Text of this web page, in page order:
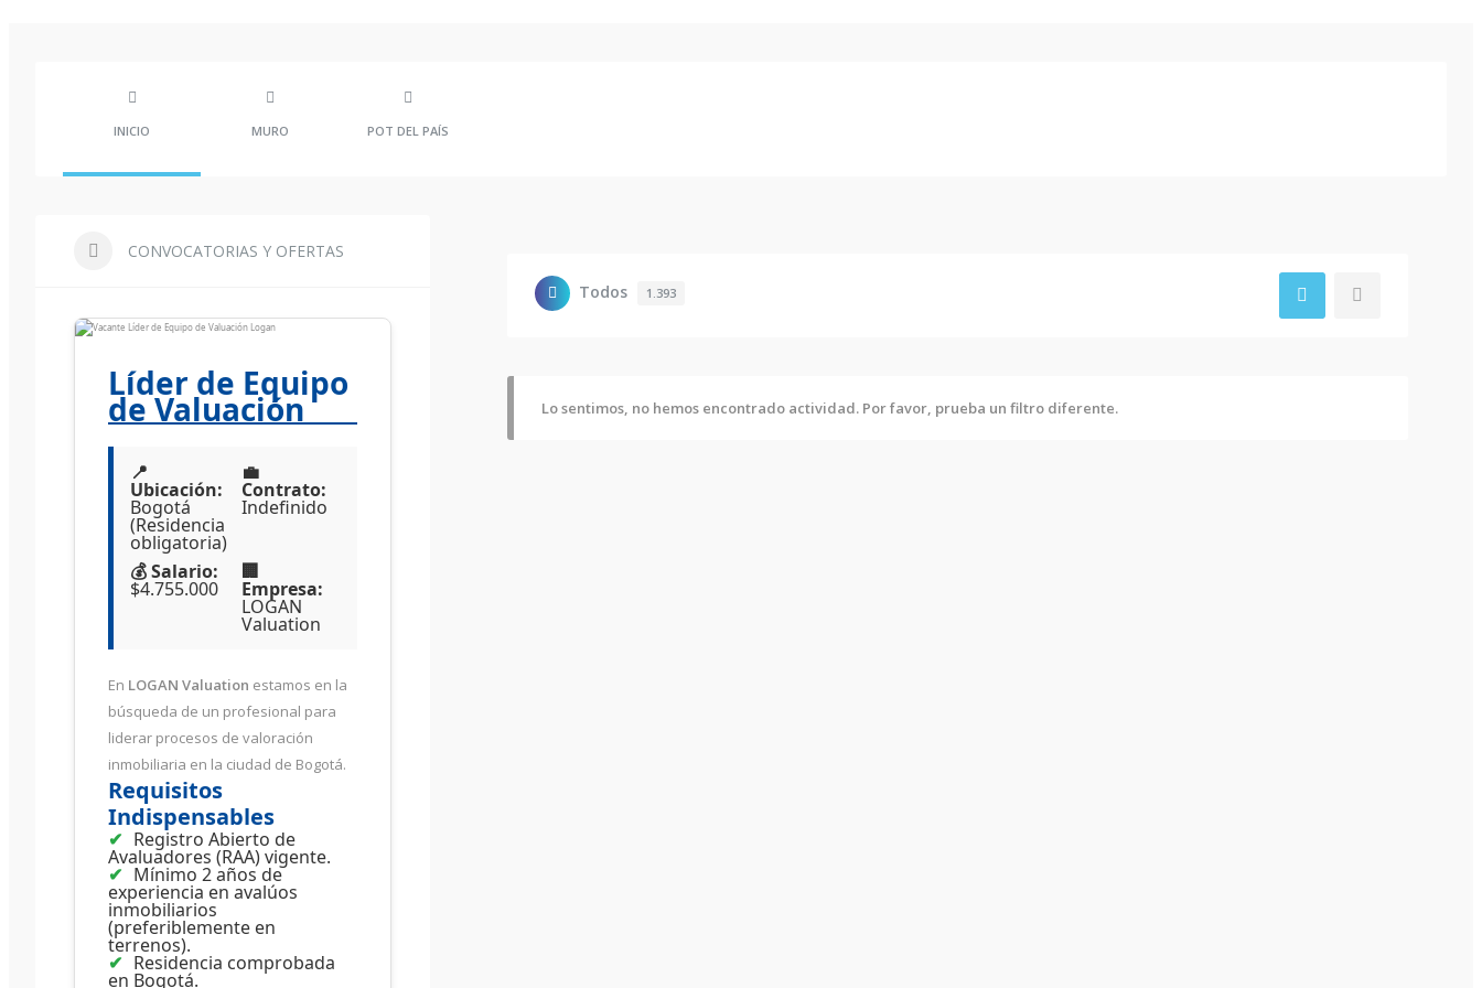
INICIO MURO POT DEL PAÍS
Todos 1.393
Lo sentimos, no hemos encontrado actividad. Por favor, prueba un filtro diferente.
CONVOCATORIAS Y OFERTAS
Líder de Equipo
de Valuación
📍
Ubicación:
Bogotá
(Residencia
obligatoria)
💼
Contrato:
Indefinido
💰 Salario:
$4.755.000
🏢
Empresa:
LOGAN
Valuation
En LOGAN Valuation estamos en la
búsqueda de un profesional para
liderar procesos de valoración
inmobiliaria en la ciudad de Bogotá.
Requisitos
Indispensables
Registro Abierto de
Avaluadores (RAA) vigente.
Mínimo 2 años de
experiencia en avalúos
inmobiliarios
(preferiblemente en
terrenos).
Residencia comprobada
en Bogotá.